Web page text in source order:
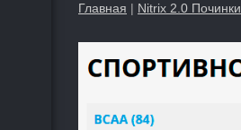
Главная | Nitrix 2.0 Починки